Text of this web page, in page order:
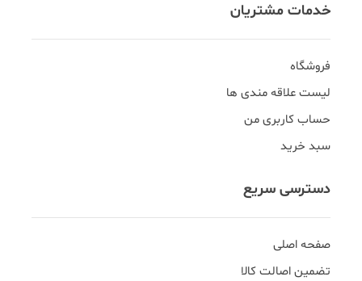
خدمات مشتریان
فروشگاه
لیست علاقه مندی ها
حساب کاربری من
سبد خرید
دسترسی سریع
صفحه اصلی
تضمین اصالت کالا